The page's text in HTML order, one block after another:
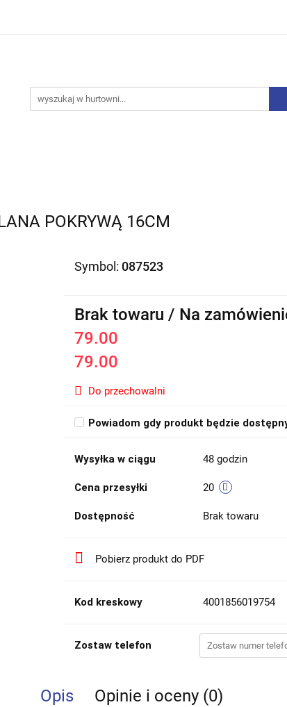
POKRYWĄ 16CM
Symbol: 087523
Brak towaru / Na
79.00
79.00
Do przechowalni
Powiadom gdy produkt będzie
Wysyłka w ciągu 48 godzin
Cena przesyłki 20
Dostępność Brak towaru
Pobierz produkt do PDF
Kod kreskowy 4001856019754
Zostaw telefon
Opis Opinie i oceny (0)